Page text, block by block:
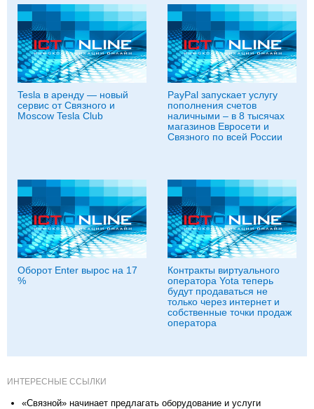
Tesla в аренду — новый
сервис от Связного и
Moscow Tesla Club
PayPal запускает услугу
пополнения счетов
наличными – в 8 тысячах
магазинов Евросети и
Связного по всей России
Оборот Enter вырос на 17
%
Контракты виртуального
оператора Yota теперь
будут продаваться не
только через интернет и
собственные точки продаж
оператора
ИНТЕРЕСНЫЕ ССЫЛКИ
«Связной» начинает предлагать оборудование и услуги